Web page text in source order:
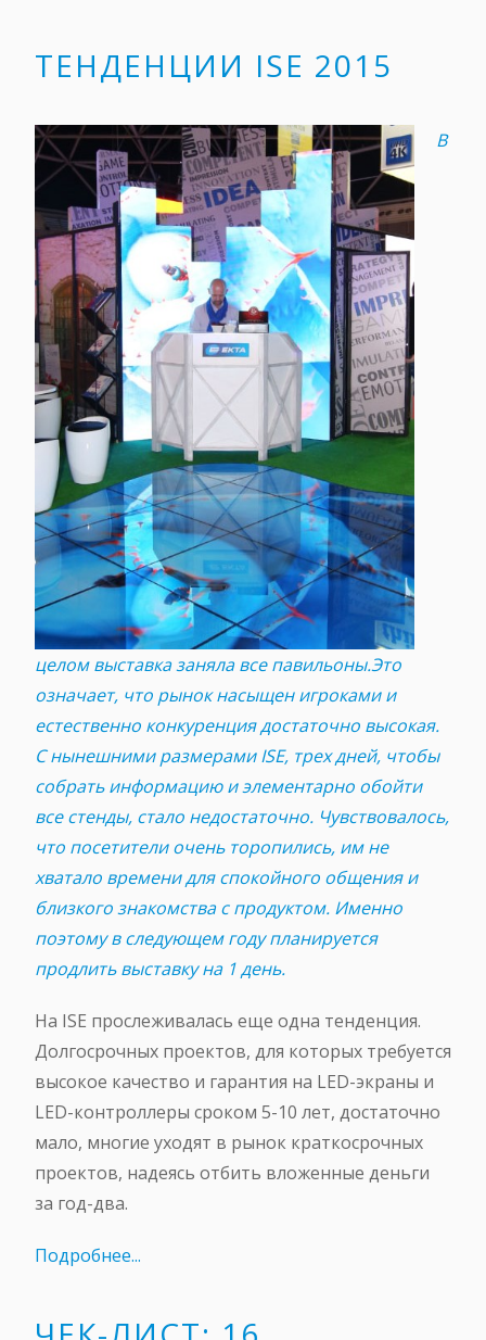
ТЕНДЕНЦИИ ISE 2015
В
целом выставка заняла все павильоны.Это
означает, что рынок насыщен игроками и
естественно конкуренция достаточно высокая.
С нынешними размерами ISE, трех дней, чтобы
собрать информацию и элементарно обойти
все стенды, стало недостаточно. Чувствовалось,
что посетители очень торопились, им не
хватало времени для спокойного общения и
близкого знакомства с продуктом. Именно
поэтому в следующем году планируется
продлить выставку на 1 день.
На ISE прослеживалась еще одна тенденция.
Долгосрочных проектов, для которых требуется
высокое качество и гарантия на LED-экраны и
LED-контроллеры сроком 5-10 лет, достаточно
мало, многие уходят в рынок краткосрочных
проектов, надеясь отбить вложенные деньги
за год-два.
Подробнее...